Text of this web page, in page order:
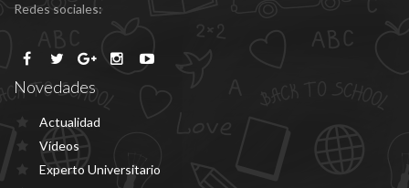
Redes sociales:
Novedades
Actualidad
Vídeos
Experto Universitario